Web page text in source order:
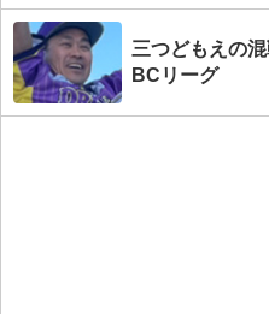
三つどもえの
BCリーグ